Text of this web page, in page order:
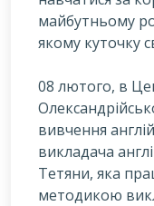
майбутньому
якому куточку
08 лютого, в
вивчення
викладача
Тетяни, яка
методикою